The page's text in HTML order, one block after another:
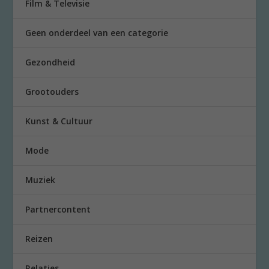
Film & Televisie
Geen onderdeel van een categorie
Gezondheid
Grootouders
Kunst & Cultuur
Mode
Muziek
Partnercontent
Reizen